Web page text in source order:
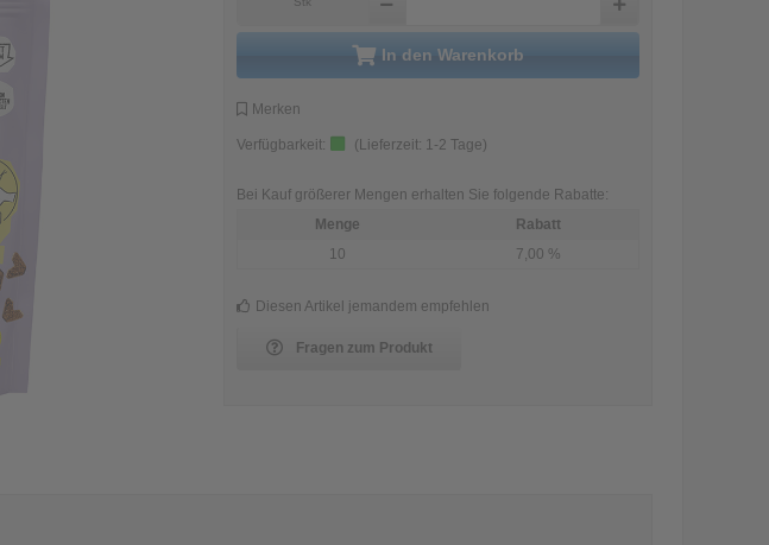
in den Warenkorb
Merken
Verfügbarkeit: (Lieferzeit: 1-2 Tage)
Bei Kauf größerer Mengen erhalten Sie folgende Rabatte:
Menge
Rabatt
10
7,00 %
Diesen Artikel jemandem empfehlen
Fragen zum Produkt